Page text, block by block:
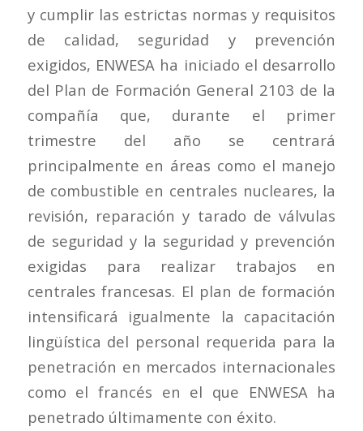
y cumplir las estrictas normas y requisitos
de calidad, seguridad y prevención
exigidos, ENWESA ha iniciado el desarrollo
del Plan de Formación General 2103 de la
compañía que, durante el primer
trimestre del año se centrará
principalmente en áreas como el manejo
de combustible en centrales nucleares, la
revisión, reparación y tarado de válvulas
de seguridad y la seguridad y prevención
exigidas para realizar trabajos en
centrales francesas. El plan de formación
intensificará igualmente la capacitación
lingüística del personal requerida para la
penetración en mercados internacionales
como el francés en el que ENWESA ha
penetrado últimamente con éxito.